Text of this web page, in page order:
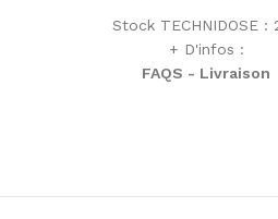
Stock TECHNIDOSE :
+ D'infos :
FAQS - Livraison